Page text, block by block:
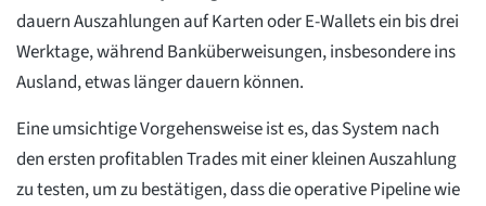
dauern Auszahlungen auf Karten oder E-Wallets ein bis drei
Werktage, während Banküberweisungen, insbesondere ins
Ausland, etwas länger dauern können.
Eine umsichtige Vorgehensweise ist es, das System nach
den ersten profitablen Trades mit einer kleinen Auszahlung
zu testen, um zu bestätigen, dass die operative Pipeline wie